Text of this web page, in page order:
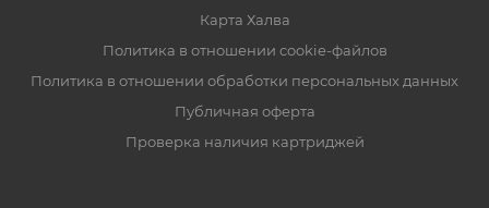
Карта Халва
Политика в отношении cookie-файлов
Политика в отношении обработки персональных данных
Публичная оферта
Проверка наличия картриджей